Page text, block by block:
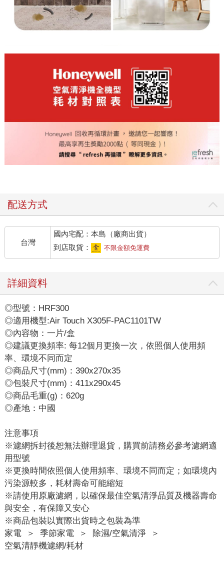
配送方式
台灣
國內宅配：本島（廠商出貨）
到店取貨：
不限金額免運費
詳細資料
◎型號：HRF300
◎適用機型:Air Touch X305F-PAC1101TW
◎內容物：一片/盒
◎建議更換頻率: 每12個月更換一次，依照個人使用頻
率、環境不同而定
◎商品尺寸(mm)：390x270x35
◎包裝尺寸(mm)：411x290x45
◎商品毛重(g)：620g
◎產地：中國
注意事項
※濾網拆封後恕無法辦理退貨，購買前請務必參考濾網適
用型號
※更換時間依照個人使用頻率、環境不同而定；如環境內
污染源較多，耗材壽命可能縮短
※請使用原廠濾網，以確保最佳空氣清淨品質及機器壽命
與安全，有保障又安心
※商品包裝以實際出貨時之包裝為準
家電
＞ 季節家電 ＞ 除濕/空氣清淨
＞
空氣清靜機濾網/耗材